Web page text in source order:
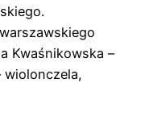
Kwaśnikowska –
wiolonczela,